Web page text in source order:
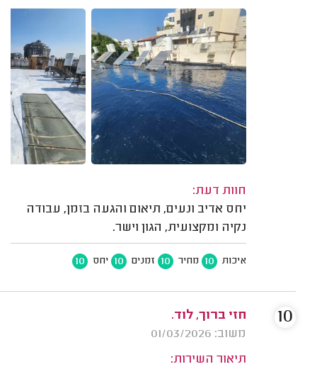
חוות דעת:
יחס אדיב ונעים, תיאום והגעה בזמן, עבודה
נקיה ומקצועית, הגון וישר.
איכות 10 מחיר 10 זמנים 10 יחס 10
חזי ברוך, לוד.
משוב: 01/03/2026
תיאור השירות:
10